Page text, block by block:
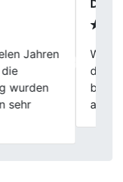
Genau
Ablauf
Next